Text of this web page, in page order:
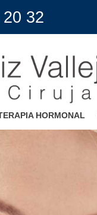
32
HORMONAL